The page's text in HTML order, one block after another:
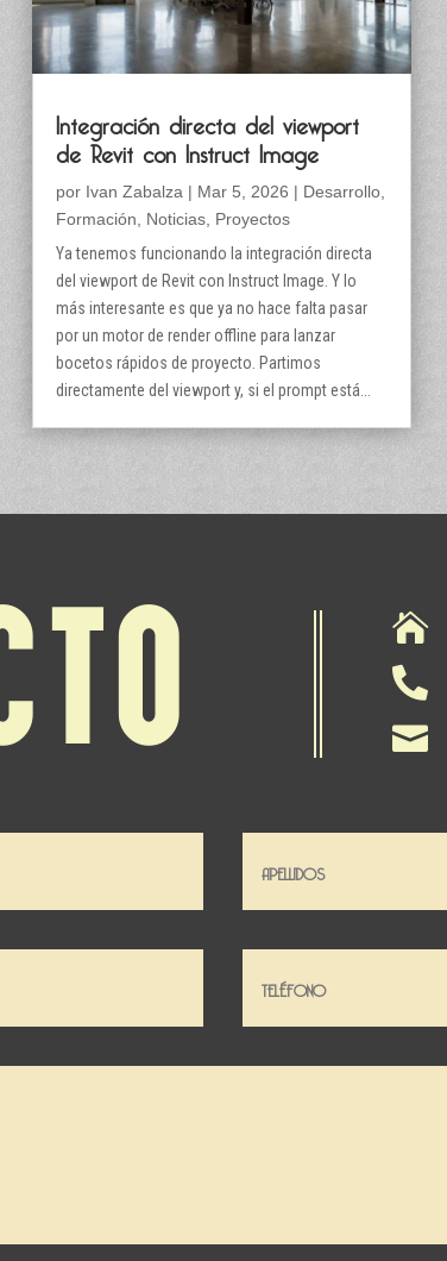
Integración directa del viewport
de Revit con Instruct Image
por Ivan Zabalza | Mar 5, 2026 | Desarrollo
Formación
Noticias Proyectos
Ya tenemos funcionando la integración directa
del viewport de Revit con Instruct Image. Y lo
más interesante es que ya no hace falta pasar
por un motor de render offline para lanzar
bocetos rápidos de proyecto. Partimos
directamente del viewport y, si el prompt está...


